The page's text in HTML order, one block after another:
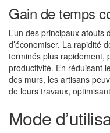
Gain de temps
L’un des principaux atouts
d’économiser. La rapidité
terminés plus rapidement,
productivité. En réduisant
des murs, les artisans
de leurs travaux,
Mode